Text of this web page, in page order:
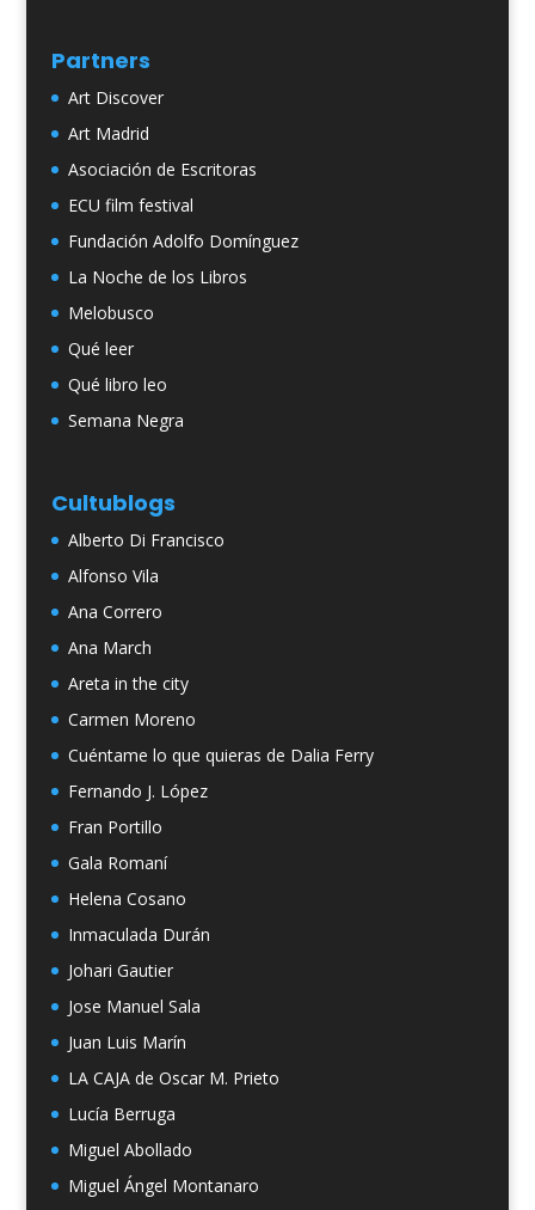
Partners
Art Discover
Art Madrid
Asociación de Escritoras
ECU film festival
Fundación Adolfo Domínguez
La Noche de los Libros
Melobusco
Qué leer
Qué libro leo
Semana Negra
Cultublogs
Alberto Di Francisco
Alfonso Vila
Ana Correro
Ana March
Areta in the city
Carmen Moreno
Cuéntame lo que quieras de Dalia Ferry
Fernando J. López
Fran Portillo
Gala Romaní
Helena Cosano
Inmaculada Durán
Johari Gautier
Jose Manuel Sala
Juan Luis Marín
LA CAJA de Oscar M. Prieto
Lucía Berruga
Miguel Abollado
Miguel Ángel Montanaro